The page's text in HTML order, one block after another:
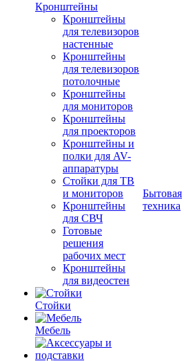
Кронштейны
Кронштейны
для телевизоров
настенные
Кронштейны
для телевизоров
потолочные
Кронштейны
для мониторов
Кронштейны
для проекторов
Кронштейны и
полки для AV-
аппаратуры
Стойки для ТВ
и мониторов
Кронштейны
для СВЧ
Готовые
решения
рабочих мест
Кронштейны
для видеостен
Стойки
Мебель
Бытовая
техника